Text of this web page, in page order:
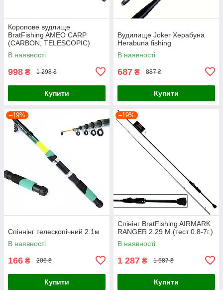
Коропове вудлище
BratFishing AMEO CARP
(CARBON, TELESCOPIC)
3.00 m / 120-220 g.
В наявності
998 ₴ 1 298 ₴
Купити
Вудилище Joker Херабуна
Herabuna fishing
В наявності
687 ₴ 887 ₴
Купити
–19%
Спіннінг телескопічний 2.1м
В наявності
166 ₴ 206 ₴
Купити
–19%
Спінінг BratFishing AIRMARK
RANGER 2.29 М.(тест 0.8-7г.)
В наявності
1 287 ₴ 1 587 ₴
Купити